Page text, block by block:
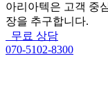
아리아텍은 고객 중
장을 추구합니다.
무료 상담
070-5102-8300